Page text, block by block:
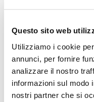
Questo sito web
Utilizziamo i cookie
annunci, per fornire
analizzare il nostro
informazioni sul modo
nostri partner che si
rispetto.
Impegno per la
Oltremare 2.0 gestito dal
attivamente impegnato
Partecipa a programmi